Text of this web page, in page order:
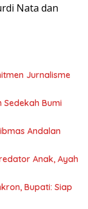
Nata dan
Jurnalisme
Sedekah Bumi
Andalan
Anak, Ayah
Bupati: Siap